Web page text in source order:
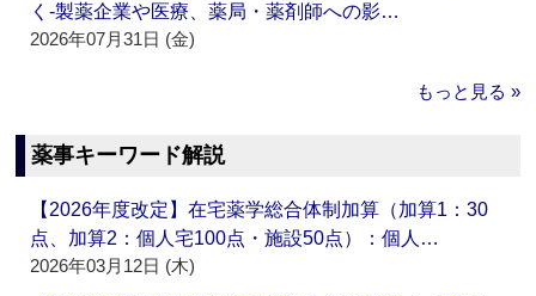
く‐製薬企業や医療、薬局・薬剤師への影…
2026年07月31日 (金)
もっと見る »
薬事キーワード解説
【2026年度改定】在宅薬学総合体制加算（加算1：30
点、加算2：個人宅100点・施設50点）：個人…
2026年03月12日 (木)